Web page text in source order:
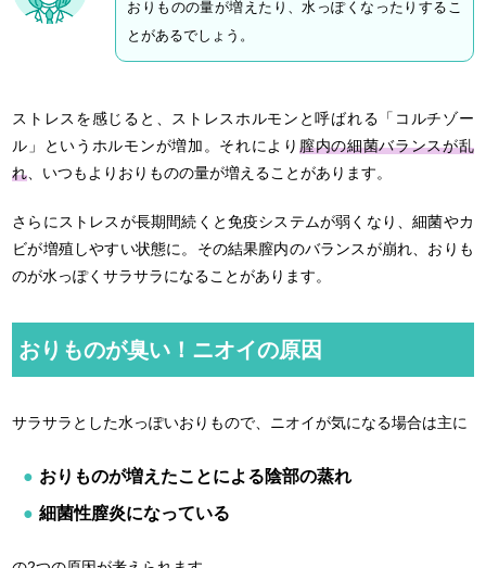
おりものの量が増えたり、水っぽくなったりするこ
とがあるでしょう。
ストレスを感じると、ストレスホルモンと呼ばれる「コルチゾー
ル」というホルモンが増加。それにより 膣内の細菌バランスが乱
れ 、いつもよりおりものの量が増えることがあります。
さらにストレスが長期間続くと免疫システムが弱くなり、細菌やカ
ビが増殖しやすい状態に。その結果膣内のバランスが崩れ、おりも
のが水っぽくサラサラになることがあります。
おりものが臭い！ニオイの原因
サラサラとした水っぽいおりもので、ニオイが気になる場合は主に
おりものが増えたことによる陰部の蒸れ
細菌性膣炎になっている